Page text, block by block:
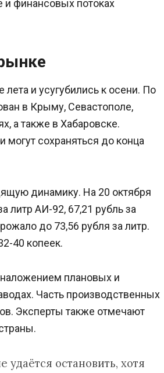
и финансовых потоках
и усугубились к осени. По
в Крыму, Севастополе,
а также в Хабаровске.
могут сохраняться до конца
динамику. На 20 октября
литр АИ-92, 67,21 рубль за
до 73,56 рубля за литр.
40 копеек.
плановых и
Часть производственных
Эксперты также отмечают
остановить, хотя